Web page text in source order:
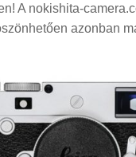
A nokishita-
azonban